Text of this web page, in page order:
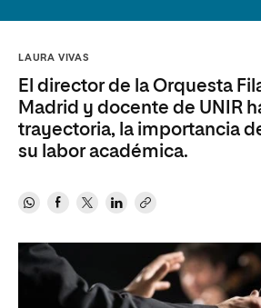
LAURA VIVAS
El director de la Orquesta
Madrid y docente de UNIR
trayectoria, la importancia
su labor académica.